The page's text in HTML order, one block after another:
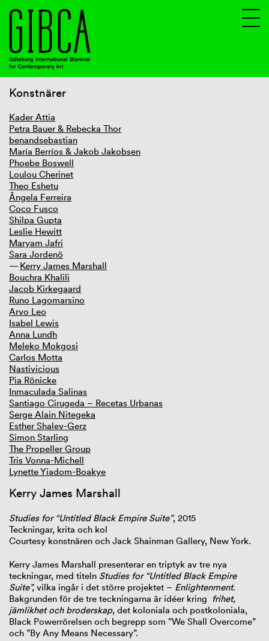
GIBCA 2025
GIBCA 2023
GIBCA 2021
GIBCA 2019
GIBCA 2017
GIBCA 2015
Tematik
Curator
Konstnärer
Arenor
House of Words
Filmprogram
GIBCA Talks
Press
Samarbete
GIBCA 2013
GIBCA 2011
GIBCA 2009–2001
Konstnärer
Kader Attia
Petra Bauer & Rebecka Thor
benandsebastian
María Berríos & Jakob Jakobsen
Phoebe Boswell
Loulou Cherinet
Theo Eshetu
Ângela Ferreira
Coco Fusco
Shilpa Gupta
Leslie Hewitt
Maryam Jafri
Sara Jordenö
Kerry James Marshall
Bouchra Khalili
Jacob Kirkegaard
Runo Lagomarsino
Arvo Leo
Isabel Lewis
Anna Lundh
Meleko Mokgosi
Carlos Motta
Nastivicious
Pia Rönicke
Inmaculada Salinas
Santiago Cirugeda – Recetas Urbanas
Serge Alain Nitegeka
Esther Shalev-Gerz
Simon Starling
The Propeller Group
Tris Vonna-Michell
Lynette Yiadom-Boakye
Kerry James Marshall
Studies for “Untitled Black Empire Suite”, 2015
Teckningar, krita och kol
Courtesy konstnären och Jack Shainman Gallery, New York.
Kerry James Marshall presenterar en triptyk av tre nya
teckningar, med titeln Studies for “Untitled Black Empire
Suite”, vilka ingår i det större projektet – Enlightenment.
Bakgrunden för de tre teckningarna är idéer kring frihet,
jämlikhet och broderskap, det koloniala och postkoloniala,
Black Powerrörelsen och begrepp som ”We Shall Overcome”
och ”By Any Means Necessary”.